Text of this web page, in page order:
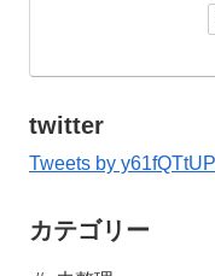
twitter
Tweets by
カテゴリー